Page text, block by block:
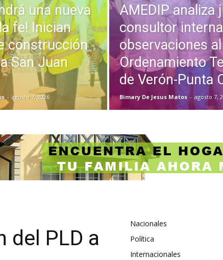
una nueva
fe! Inician
construcción
San Juan
- agosto 7, 2026
AMEDIP analiza
consultor
observaciones
Ordenamiento
de Verón-Punta
Bimary De Jesus Matos - agosto 7,
del PLD a
Nacionales
Política
Internacionales